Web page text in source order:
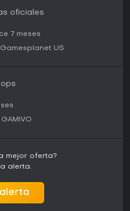
oficiales
7 meses
Gamesplanet US
GAMIVO
mejor oferta?
alerta.